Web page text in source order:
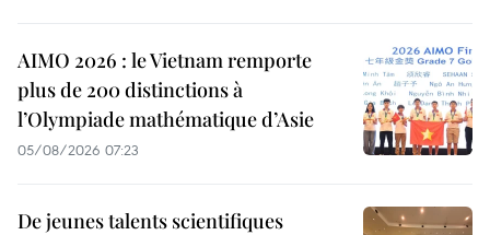
AIMO 2026 : le Vietnam remporte
plus de 200 distinctions à
l’Olympiade mathématique d’Asie
05/08/2026 07:23
De jeunes talents scientifiques